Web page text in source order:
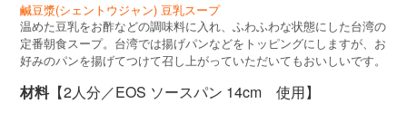
鹹豆漿(シェントウジャン) 豆乳スープ
温めた豆乳をお酢などの調味料に入れ、ふわふわな状態にした台湾の
定番朝食スープ。台湾では揚げパンなどをトッピングにしますが、お
好みのパンを揚げてつけて召し上がっていただいてもおいしいです。
材料【2人分／EOS ソースパン 14cm 使用】